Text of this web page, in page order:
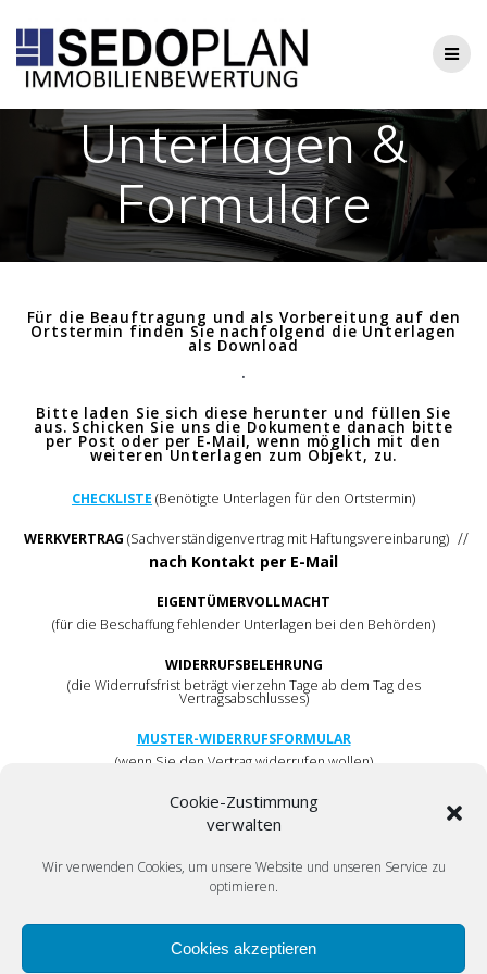
Cookie-Zustimmung
verwalten
Wir verwenden Cookies, um unsere Website und unseren Service zu
optimieren.
Cookies akzeptieren
Inhalt
springen
Unterlagen &
Formulare
Für die Beauftragung und als Vorbereitung auf den
Ortstermin finden Sie nachfolgend die Unterlagen
als Download
.
Bitte laden Sie sich diese herunter und füllen Sie
aus. Schicken Sie uns die Dokumente danach bitte
per Post oder per E-Mail, wenn möglich mit den
weiteren Unterlagen zum Objekt, zu.
CHECKLISTE (Benötigte Unterlagen für den Ortstermin)
WERKVERTRAG (Sachverständigenvertrag mit Haftungsvereinbarung) //
nach Kontakt per E-Mail
EIGENTÜMERVOLLMACHT
(für die Beschaffung fehlender Unterlagen bei den Behörden)
WIDERRUFSBELEHRUNG
(die Widerrufsfrist beträgt vierzehn Tage ab dem Tag des
Vertragsabschlusses)
MUSTER-WIDERRUFSFORMULAR
(wenn Sie den Vertrag widerrufen wollen)
BESTÄTIGUNG VORZEITIGER LEISTUNGSFORDERUNG
Beginn der Arbeit vor Ende der Widerrufsfrist)
DATEN gemäß Art. 6 Abs. 1 Buchst. a) DSGVO